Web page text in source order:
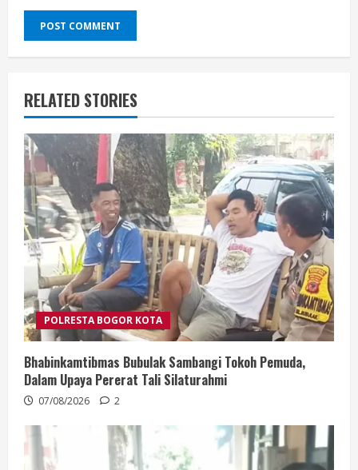
RELATED STORIES
POLRESTA BOGOR KOTA
Bhabinkamtibmas Bubulak Sambangi Tokoh Pemuda,
Dalam Upaya Pererat Tali Silaturahmi
07/08/2026 2